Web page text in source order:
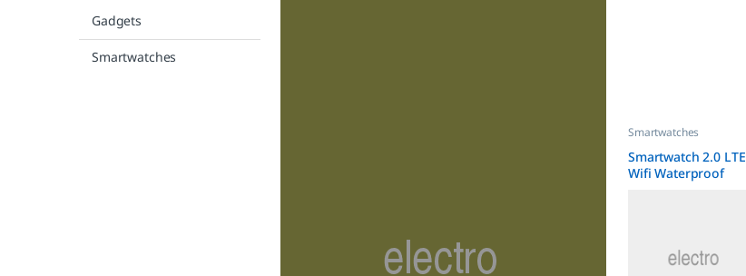
Gadgets
Smartwatches
Smartwatches
Smartwatch 2.0 LTE
Wifi Waterproof